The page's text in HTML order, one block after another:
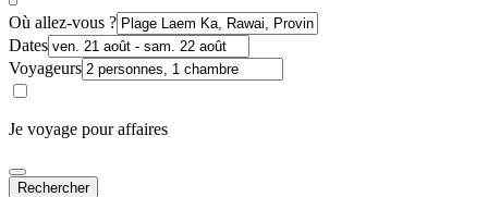
Où allez-vous ?
Dates
Voyageurs
Je voyage pour affaires
Rechercher